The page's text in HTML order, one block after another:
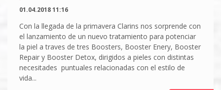
01.04.2018 11:16
Con la llegada de la primavera Clarins nos sorprende con
el lanzamiento de un nuevo tratamiento para potenciar
la piel a traves de tres Boosters, Booster Enery, Booster
Repair y Booster Detox, dirigidos a pieles con distintas
necesitades puntuales relacionadas con el estilo de
vida...